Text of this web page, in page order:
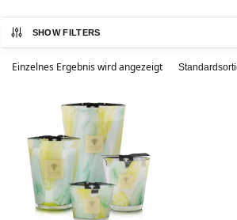
SHOW FILTERS
Einzelnes Ergebnis wird angezeigt